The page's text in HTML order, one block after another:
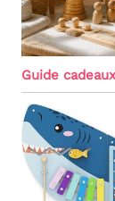
Guide